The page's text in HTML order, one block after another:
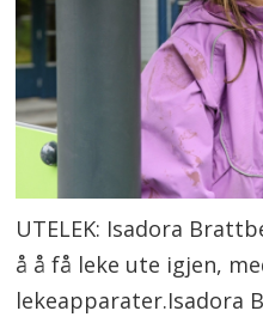
UTELEK: Isadora
å å få leke ute igjen,
lekeapparater.Isadora